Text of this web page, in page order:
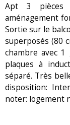
Apt 3 pièces
aménagement
Sortie sur le
superposés (80
chambre avec
plaques à
séparé. Très
disposition:
noter: logement